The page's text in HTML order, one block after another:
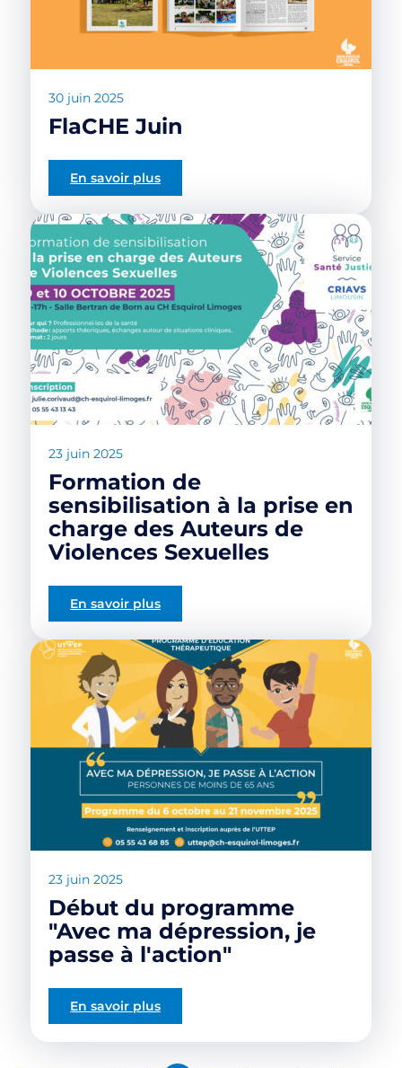
30 juin 2025
FlaCHE Juin
En savoir plus
23 juin 2025
Formation de
sensibilisation à la prise en
charge des Auteurs de
Violences Sexuelles
En savoir plus
23 juin 2025
Début du programme
"Avec ma dépression, je
passe à l'action"
En savoir plus